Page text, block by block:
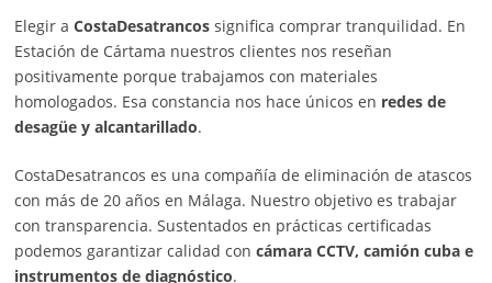
Elegir a CostaDesatrancossignifica comprar tranquilidad. En
Estación de Cártama nuestros clientes nos reseñan
positivamente porque trabajamos con materiales
homologados. Esa constancia nos hace únicos en redes de
desagüe y alcantarillado.
CostaDesatrancos es una compañía de eliminación de atascos
con más de 20 años en Málaga. Nuestro objetivo es trabajar
con transparencia. Sustentados en prácticas certificadas
podemos garantizar calidad con cámara CCTV, camión cuba e
instrumentos de diagnóstico.